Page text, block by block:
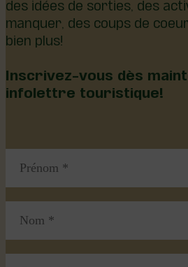
manquer, des coups de
bien plus!
Inscrivez-vous dès
infolettre touristique!